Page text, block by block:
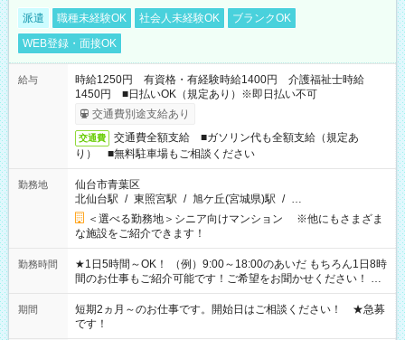
派遣 職種未経験OK 社会人未経験OK
ブランクOK
WEB登録・面接OK
給与
時給1250円 有資格・有経験時給1400円 介護福祉士時給
1450円 ■日払いOK（規定あり）※即日払い不可
交通費別途支給あり
交通費
交通費全額支給 ■ガソリン代も全額支給（規定あ
り） ■無料駐車場もご相談ください
勤務地
仙台市青葉区
北仙台駅 / 東照宮駅 / 旭ケ丘(宮城県)駅 / …
＜選べる勤務地＞シニア向けマンション ※他にもさまざま
な施設をご紹介できます！
勤務時間
★1日5時間～OK！ （例）9:00～18:00のあいだ もちろん1日8時
間のお仕事もご紹介可能です！ご希望をお聞かせください！ ★
家庭の都合でお休みが必要な場合も遠慮なくご相談ください。
※週最低15時間以上の勤務が必要です
期間
短期2ヵ月～のお仕事です。開始日はご相談ください！ ★急募
です！